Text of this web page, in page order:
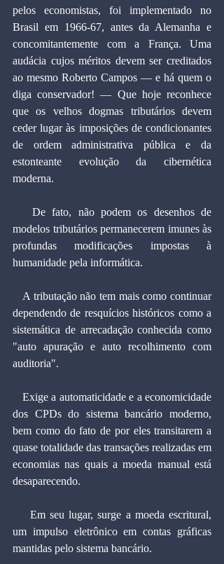
pelos economistas, foi implementado no
Brasil em 1966-67, antes da Alemanha e
concomitantemente com a França. Uma
audácia cujos méritos devem ser creditados
ao mesmo Roberto Campos — e há quem o
diga conservador! — Que hoje reconhece
que os velhos dogmas tributários devem
ceder lugar às imposições de condicionantes
de ordem administrativa pública e da
estonteante evolução da cibernética
moderna.
modelos tributários permanecerem imunes às
profundas modificações impostas à
humanidade pela informática.
dependendo de resquícios históricos como a
sistemática de arrecadação conhecida como
"auto apuração e auto recolhimento com
auditoria".
dos CPDs do sistema bancário moderno,
bem como do fato de por eles transitarem a
quase totalidade das transações realizadas em
economias nas quais a moeda manual está
desaparecendo.
um impulso eletrônico em contas gráficas
mantidas pelo sistema bancário.